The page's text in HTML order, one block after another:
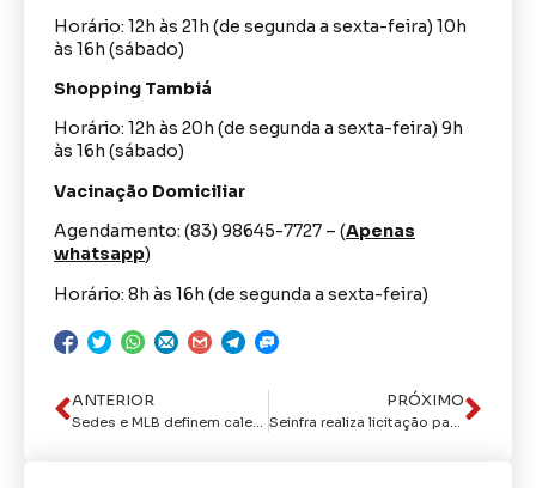
Horário: 12h às 21h (de segunda a sexta-feira) 10h
às 16h (sábado)
Shopping Tambiá
Horário: 12h às 20h (de segunda a sexta-feira) 9h
às 16h (sábado)
Vacinação Domiciliar
Agendamento: (83) 98645-7727 – (Apenas
whatsapp)
Horário: 8h às 16h (de segunda a sexta-feira)
ANTERIOR PRÓXIMO